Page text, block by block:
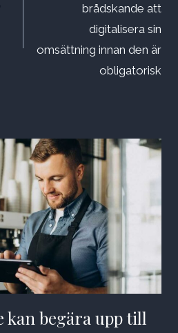
brådskande att
digitalisera sin
omsättning innan den är
obligatorisk
kan begära upp till